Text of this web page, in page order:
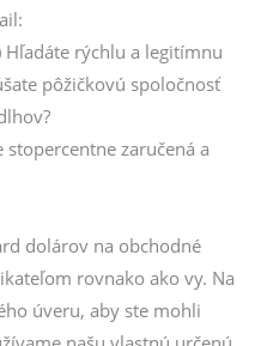
rýchlu a legitímnu
pôžičkovú spoločnosť
zaručená a
dolárov na obchodné
rovnako ako vy. Na
úveru, aby ste mohli